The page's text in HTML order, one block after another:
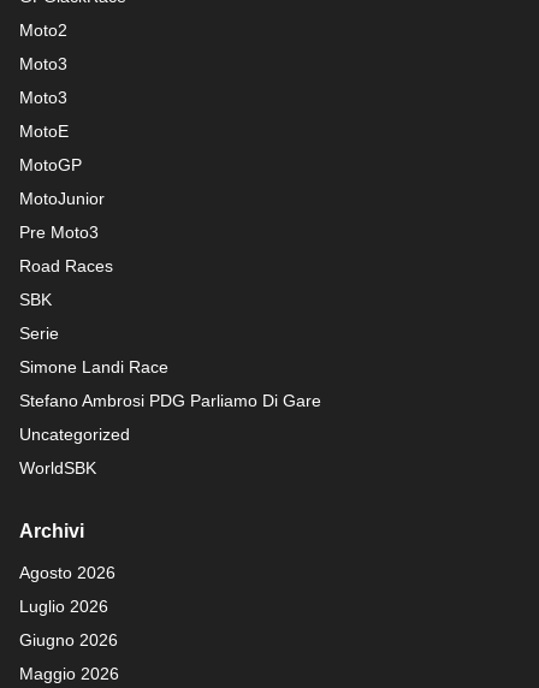
Moto2
Moto3
Moto3
MotoE
MotoGP
MotoJunior
Pre Moto3
Road Races
SBK
Serie
Simone Landi Race
Stefano Ambrosi PDG Parliamo Di Gare
Uncategorized
WorldSBK
Archivi
Agosto 2026
Luglio 2026
Giugno 2026
Maggio 2026